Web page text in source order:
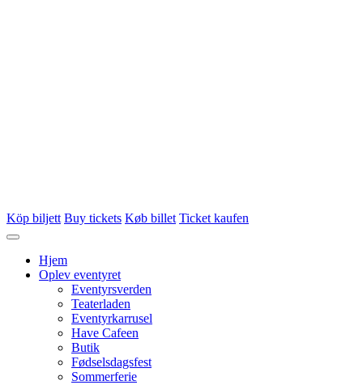
Köp biljett Buy tickets Køb billet Ticket kaufen
Hjem
Oplev eventyret
Eventyrsverden
Teaterladen
Eventyrkarrusel
Have Cafeen
Butik
Fødselsdagsfest
Sommerferie